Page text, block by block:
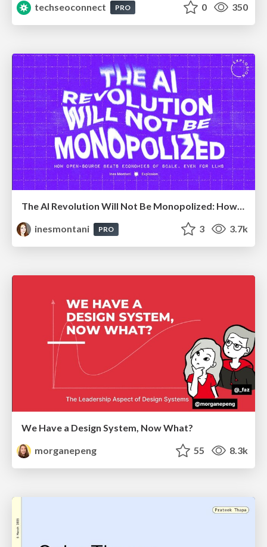
techseoconnect
PRO 0 350
The AI Revolution Will Not Be Monopolized: How open-source beats economies of scale, even for LLMs
inesmontani
PRO 3 3.7k
We Have a Design System, Now What?
morganepeng
55 8.3k